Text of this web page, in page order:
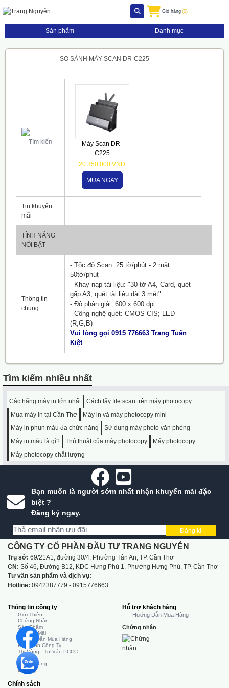
Giỏ hàng (0)
Sản phẩm Danh mục
SO SÁNH MÁY SCAN DR-C225
Máy Scan DR-
C225
20.350.000 VNĐ
MUA NGAY
Tin khuyến
mãi
TÍNH NĂNG
NỔI BẬT
Thông tin
chung
- Tốc độ Scan: 25 tờ/phút - 2 mặt:
50tờ/phút
- Khay nạp tài liệu: "30 tờ A4, Card, quét
gấp A3, quét tài liệu dài 3 mét"
- Độ phân giải: 600 x 600 dpi
- Công nghệ quét: CMOS CIS; LED
(R,G,B)
Vui lòng gọi 0915 776663 Trang Tuấn
Kiệt
Tìm kiếm nhiều nhất
Các hãng máy in lớn nhất
Cách lấy file scan trên máy photocopy
Mua máy in tại Cần Thơ
Máy in và máy photocopy mini
Máy in phun màu đa chức năng
Sử dụng máy photo văn phòng
Máy in màu là gì?
Thủ thuật của máy photocopy
Máy photocopy
Máy photocopy chất lượng
Bạn muốn là người sớm nhất nhận khuyến mãi đặc
biệt ?
Đăng ký ngay.
Đăng kí
CÔNG TY CỔ PHẦN ĐẦU TƯ TRANG NGUYỄN
Trụ sở: 69/21A1, đường 30/4, Phường Tân An, TP. Cần Thơ
CN: Số 46, Đường B12, KDC Hưng Phú 1, Phường Hưng Phú, TP. Cần Thơ
Tư vấn sản phẩm và dịch vụ:
Hotline: 0942387779 - 0915776663
Thông tin công ty
Giới Thiệu
Chứng Nhận
Sản Phẩm
Khuyến Mãi
Hướng Dẫn Mua Hàng
Hình Ảnh Công Ty
Thi Công - Tư Vấn PCCC
Tin Tức
Tuyển Dụng
Liên Hệ
Chính sách
Hỗ trợ khách hàng
Hướng Dẫn Mua Hàng
Chứng nhận